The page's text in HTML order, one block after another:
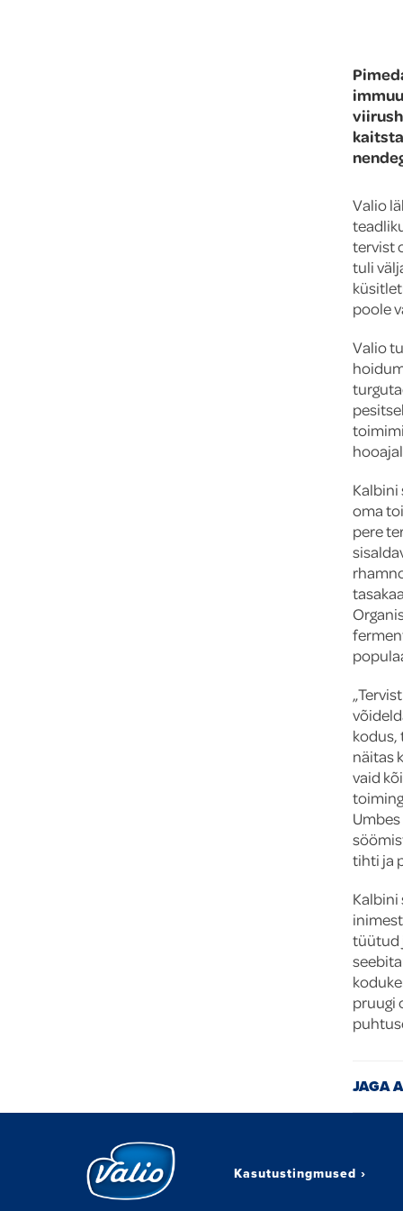
Valio
tervist
tuli
poole
Valio
Kalbini
oma
pere
kodus,
näitas
vaid
tihti ja
Kalbini
tüütud
pruugi
JAGA
Kasutustingmused ›